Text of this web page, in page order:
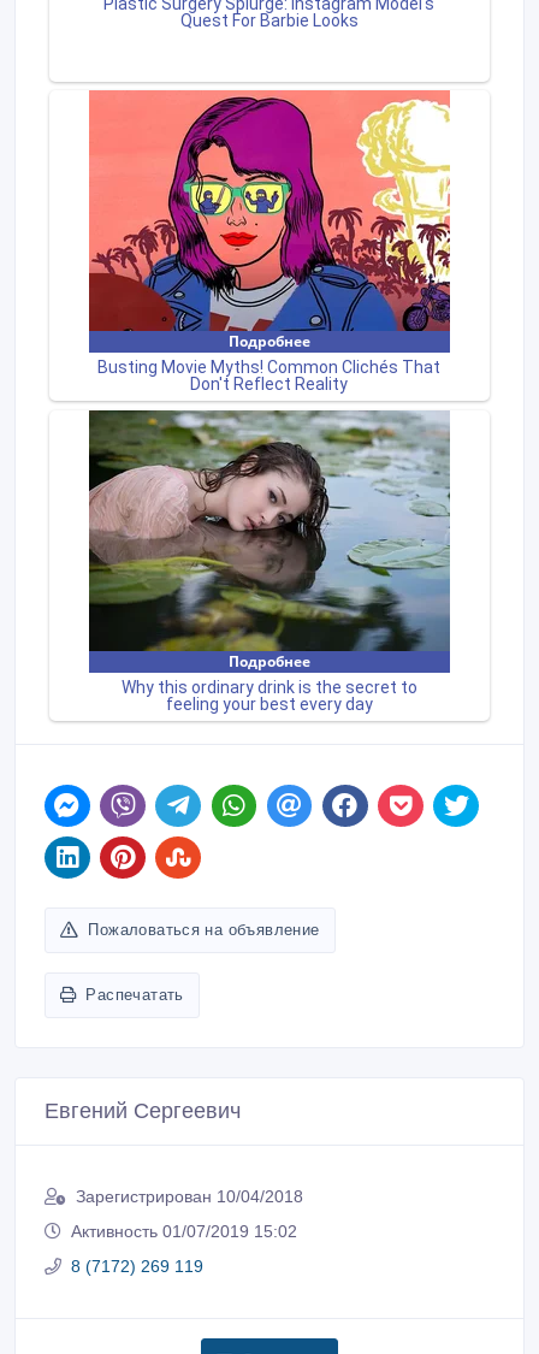
Пожаловаться на объявление
Распечатать
Евгений Сергеевич
Зарегистрирован 10/04/2018
Активность 01/07/2019 15:02
8 (7172) 269 119